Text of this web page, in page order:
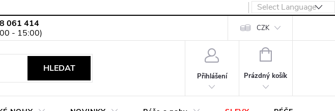
061 414
osobních údajů CZK
HLEDAT
Přihlášení
NÁKUPNÍ
Prázdný košík